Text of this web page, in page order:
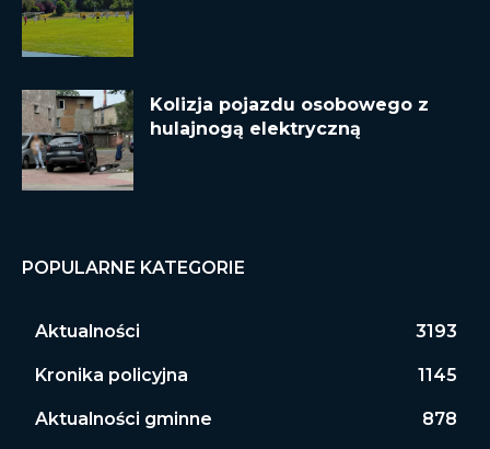
Kolizja pojazdu osobowego z
hulajnogą elektryczną
POPULARNE KATEGORIE
Aktualności 3193
Kronika policyjna 1145
Aktualności gminne 878